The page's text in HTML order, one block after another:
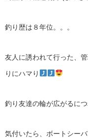
釣り歴は８年位。。。
友人に誘われて行った、
りにハマり
釣り友達の輪が広がるに
気付いたら、ボートシー